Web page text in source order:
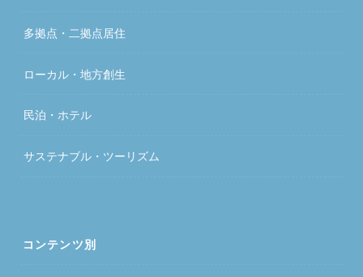
多拠点・二拠点居住
ローカル・地方創生
民泊・ホテル
サステナブル・ツーリズム
コンテンツ別